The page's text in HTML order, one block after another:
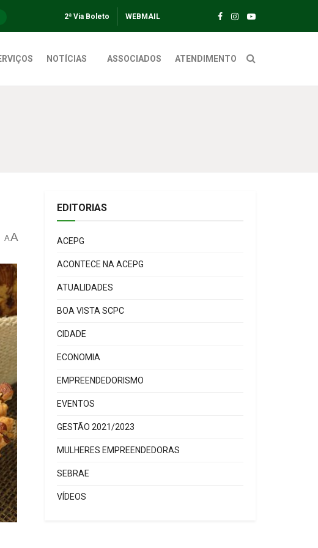
2ª Via Boleto WEBMAIL
NOTÍCIAS ASSOCIADOS ATENDIMENTO
AA
EDITORIAS
ACEPG
ACONTECE NA ACEPG
ATUALIDADES
BOA VISTA SCPC
CIDADE
ECONOMIA
EMPREENDEDORISMO
EVENTOS
GESTÃO 2021/2023
MULHERES EMPREENDEDORAS
SEBRAE
VÍDEOS